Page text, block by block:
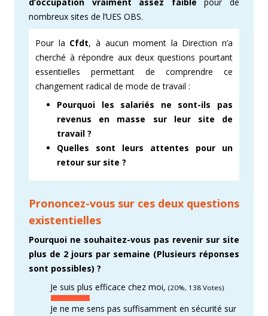
d’occupation vraiment assez faible pour de
nombreux sites de l’UES OBS.
Pour la Cfdt, à aucun moment la Direction n’a
cherché à répondre aux deux questions pourtant
essentielles permettant de comprendre ce
changement radical de mode de travail :
Pourquoi les salariés ne sont-ils pas
revenus en masse sur leur site de
travail ?
Quelles sont leurs attentes pour un
retour sur site ?
Prononcez-vous sur ces deux questions
existentielles
Pourquoi ne souhaitez-vous pas revenir sur site
plus de 2 jours par semaine (Plusieurs réponses
sont possibles) ?
Je suis plus efficace chez moi, (20%, 138 Votes)
Je ne me sens pas suffisamment en sécurité sur